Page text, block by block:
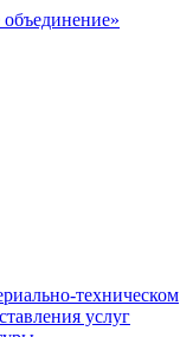
техническом
услуг